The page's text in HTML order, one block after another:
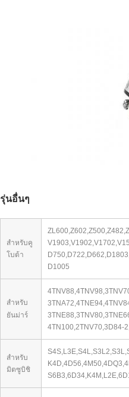
รุ่นอื่นๆ
สำหรับคู
โบต้า
D1005
สำหรับ
ยันม่าร์
4TN100,2TNV70,3D84-
สำหรับ
มิตซูบิชิ
K4D,